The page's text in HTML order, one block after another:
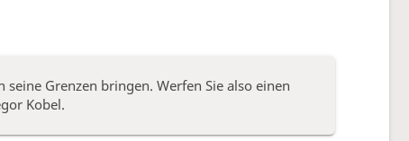
Grenzen bringen. Werfen Sie also einen
Kobel.